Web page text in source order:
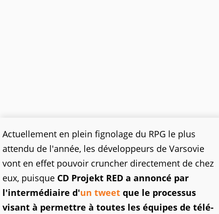
Actuellement en plein fignolage du RPG le plus
attendu de l'année, les développeurs de Varsovie
vont en effet pouvoir cruncher directement de chez
eux, puisque CD Projekt RED a annoncé par
l'intermédiaire d'un tweet que le processus
visant à permettre à toutes les équipes de télé-